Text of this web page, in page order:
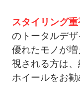
スタイリング重
のトータルデ
優れたモノが
視される方は
ホイールをお勧